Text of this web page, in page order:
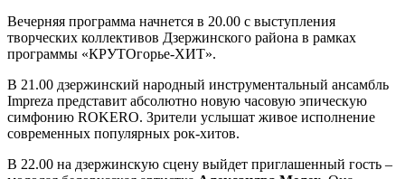
Вечерняя программа начнется в 20.00 с выступления
творческих коллективов Дзержинского района в рамках
программы «КРУТОгорье-ХИТ».
В 21.00 дзержинский народный инструментальный ансамбль
Impreza представит абсолютно новую часовую эпическую
симфонию ROKERO. Зрители услышат живое исполнение
современных популярных рок-хитов.
В 22.00 на дзержинскую сцену выйдет приглашенный гость –